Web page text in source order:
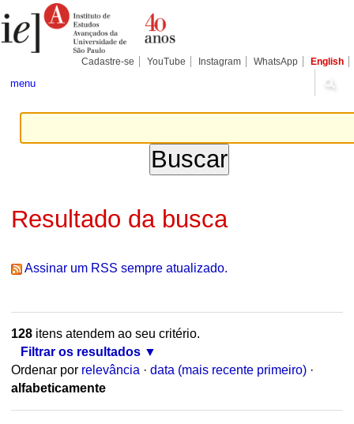
para
conteúdo.
Pessoais
Cadastre-se YouTube Instagram WhatsApp English
menu
Resultado da busca
Assinar um RSS sempre atualizado.
128itens atendem ao seu critério.
Filtrar os resultados
Ordenar por relevância · data (mais recente primeiro) ·
alfabeticamente